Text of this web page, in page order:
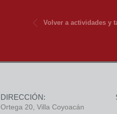
Volver a actividades y
DIRECCIÓN:
Ortega 20, Villa Coyoacán